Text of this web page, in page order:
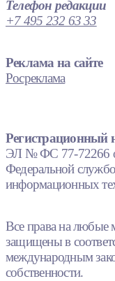
Телефон редакции
+7 495 232 63 33
Реклама на сайте
Росреклама
Регистрационный
ЭЛ № ФС 77-72266
Федеральной
информационных
Все права на любые
защищены в
международным
собственности.